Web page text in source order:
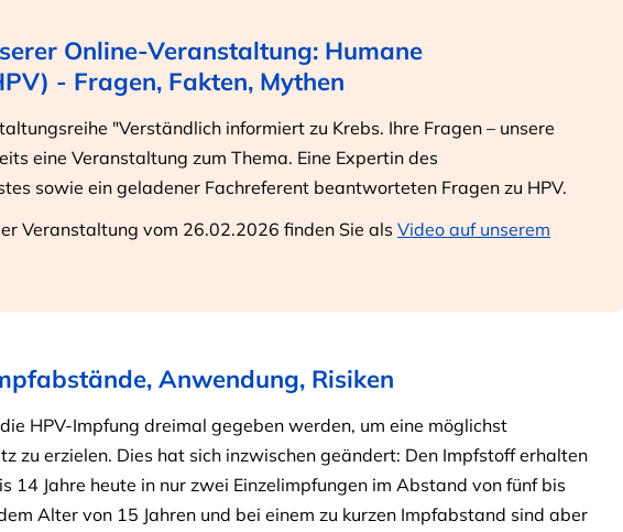
Online-Veranstaltung: Humane
- Fragen, Fakten, Mythen
"Verständlich informiert zu Krebs. Ihre Fragen – unsere
eine Veranstaltung zum Thema. Eine Expertin des
sowie ein geladener Fachreferent beantworteten Fragen zu HPV.
Veranstaltung vom 26.02.2026 finden Sie als Video auf unserem
Anwendung, Risiken
HPV-Impfung dreimal gegeben werden, um eine möglichst
zu erzielen. Dies hat sich inzwischen geändert: Den Impfstoff erhalten
14 Jahre heute in nur zwei Einzelimpfungen im Abstand von fünf bis
Alter von 15 Jahren und bei einem zu kurzen Impfabstand sind aber